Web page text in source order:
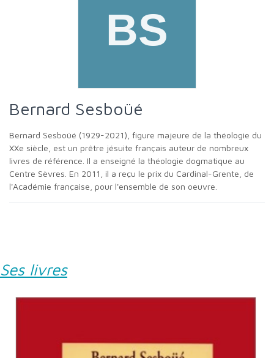
Bernard Sesboüé
Bernard Sesboüé (1929-2021), figure majeure de la théologie du
XXe siècle, est un prêtre jésuite français auteur de nombreux
livres de référence. Il a enseigné la théologie dogmatique au
Centre Sèvres. En 2011, il a reçu le prix du Cardinal-Grente, de
l'Académie française, pour l'ensemble de son oeuvre.
Ses livres